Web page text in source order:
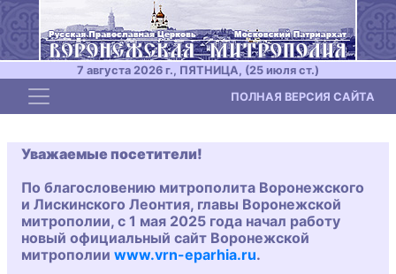
7 августа 2026 г., ПЯТНИЦА, (25 июля ст.)
Toggle navigation ПОЛНАЯ ВЕРСИЯ САЙТА
Уважаемые посетители!
По благословению митрополита Воронежского
и Лискинского Леонтия, главы Воронежской
митрополии, с 1 мая 2025 года начал работу
новый официальный сайт Воронежской
митрополии www.vrn-eparhia.ru.